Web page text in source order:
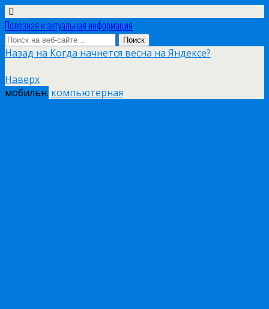
Полезная и актуальная информация
Назад на Когда начнется весна на Яндексе?
Наверх
мобильн. компьютерная